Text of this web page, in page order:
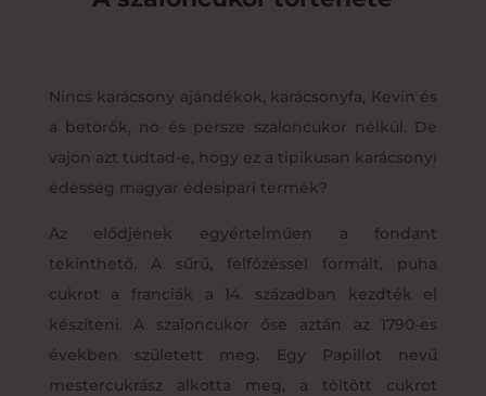
Nincs karácsony ajándékok, karácsonyfa, Kevin és
a betörők, no és persze szaloncukor nélkül. De
vajon azt tudtad-e, hogy ez a tipikusan karácsonyi
édesség magyar édesipari termék?
Az elődjének egyértelműen a fondant
tekinthető. A sűrű, felfőzéssel formált, puha
cukrot a franciák a 14. században kezdték el
készíteni. A szaloncukor őse aztán az 1790-es
években született meg. Egy Papillot nevű
mestercukrász alkotta meg, a töltött cukrot